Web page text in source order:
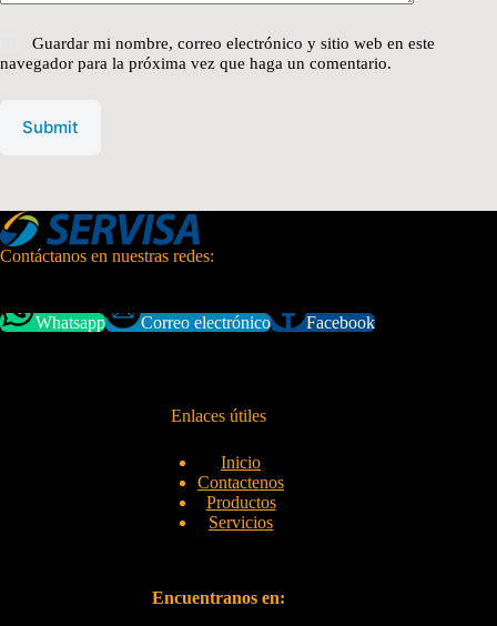
Guardar mi nombre, correo electrónico y sitio web en este
navegador para la próxima vez que haga un comentario.
Submit
Contáctanos en nuestras redes:
Whatsapp Correo electrónico Facebook
Enlaces útiles
Inicio
Contactenos
Productos
Servicios
Encuentranos en: